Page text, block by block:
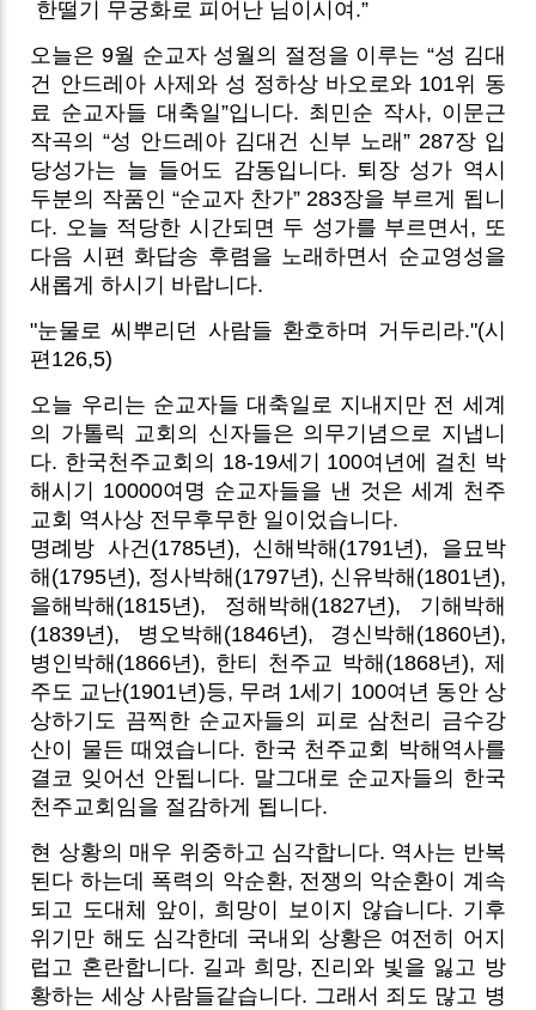
한떨기 무궁화로 피어난 님이시여.”
오늘은 9월 순교자 성월의 절정을 이루는 “성 김대
건 안드레아 사제와 성 정하상 바오로와 101위 동
료 순교자들 대축일”입니다. 최민순 작사, 이문근
작곡의 “성 안드레아 김대건 신부 노래” 287장 입
당성가는 늘 들어도 감동입니다. 퇴장 성가 역시
두분의 작품인 “순교자 찬가” 283장을 부르게 됩니
다. 오늘 적당한 시간되면 두 성가를 부르면서, 또
다음 시편 화답송 후렴을 노래하면서 순교영성을
새롭게 하시기 바랍니다.
"눈물로 씨뿌리던 사람들 환호하며 거두리라."(시
편126,5)
오늘 우리는 순교자들 대축일로 지내지만 전 세계
의 가톨릭 교회의 신자들은 의무기념으로 지냅니
다. 한국천주교회의 18-19세기 100여년에 걸친 박
해시기 10000여명 순교자들을 낸 것은 세계 천주
교회 역사상 전무후무한 일이었습니다.
명례방 사건(1785년), 신해박해(1791년), 을묘박
해(1795년), 정사박해(1797년), 신유박해(1801년),
을해박해(1815년), 정해박해(1827년), 기해박해
(1839년), 병오박해(1846년), 경신박해(1860년),
병인박해(1866년), 한티 천주교 박해(1868년), 제
주도 교난(1901년)등, 무려 1세기 100여년 동안 상
상하기도 끔찍한 순교자들의 피로 삼천리 금수강
산이 물든 때였습니다. 한국 천주교회 박해역사를
결코 잊어선 안됩니다. 말그대로 순교자들의 한국
천주교회임을 절감하게 됩니다.
현 상황의 매우 위중하고 심각합니다. 역사는 반복
된다 하는데 폭력의 악순환, 전쟁의 악순환이 계속
되고 도대체 앞이, 희망이 보이지 않습니다. 기후
위기만 해도 심각한데 국내외 상황은 여전히 어지
럽고 혼란합니다. 길과 희망, 진리와 빛을 잃고 방
황하는 세상 사람들같습니다. 그래서 죄도 많고 병